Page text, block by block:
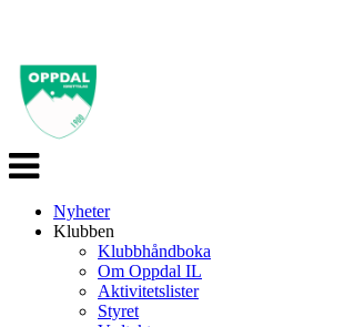
Veksle
navigasjon
Nyheter
Klubben
Klubbhåndboka
Om Oppdal IL
Aktivitetslister
Styret